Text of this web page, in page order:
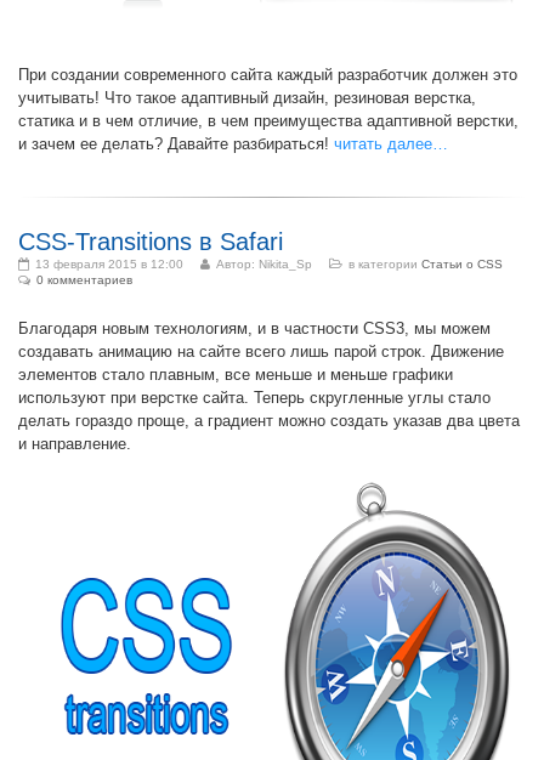
При создании современного сайта каждый разработчик должен это
учитывать! Что такое адаптивный дизайн, резиновая верстка,
статика и в чем отличие, в чем преимущества адаптивной верстки,
и зачем ее делать? Давайте разбираться! читать далее…
CSS-Transitions в Safari
13 февраля 2015 в 12:00 Автор: Nikita_Sp в категории Статьи о CSS
0 комментариев
Благодаря новым технологиям, и в частности CSS3, мы можем
создавать анимацию на сайте всего лишь парой строк. Движение
элементов стало плавным, все меньше и меньше графики
используют при верстке сайта. Теперь скругленные углы стало
делать гораздо проще, а градиент можно создать указав два цвета
и направление.